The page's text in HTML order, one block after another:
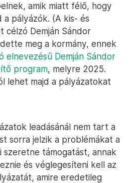
amik miatt félő, hogy
a pályázók. (A kis- és
célzó Demján Sándor
meg a kormány, ennek
elnevezésű Demján Sándor
program, melyre 2025.
lehet majd a pályázatokat
leadásánál nem tart a
sorra jelzik a problémákat a
szeretne támogatást, annak
és véglegesíteni kell az
amire eredetileg